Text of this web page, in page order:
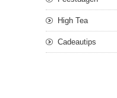
High Tea
Cadeautips